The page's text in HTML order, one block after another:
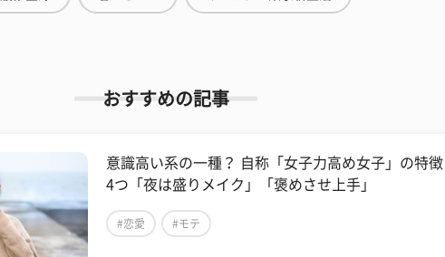
おすすめの記事
意識高い系の一種？ 自称「女子力高め女子」の特徴
4つ「夜は盛りメイク」「褒めさせ上手」
#恋愛 #モテ